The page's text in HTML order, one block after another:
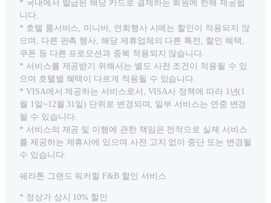
* 국내에서 발급된 해당 카드로 결제하는 회원에 한해 제공됩
니다.
* 호텔 룸서비스, 미니바, 연회행사 시에는 할인이 적용되지 않
으며, 다른 판촉 행사, 해당 제휴업체의 다른 특전, 할인 혜택,
쿠폰 등 다른 프로모션과 중복 적용되지 않습니다.
* 서비스를 제공받기 위해서는 별도 사전 조건이 적용될 수 있
으며 호텔별 혜택이 다르게 적용될 수 있습니다.
* VISA에서 제공하는 서비스로서, VISA사 정책에 따라 1년(1
월 1일~12월 31일) 단위로 변경되며, 일부 서비스는 연중 변경
될 수 있습니다.
* 서비스의 제공 및 이행에 관한 책임은 전적으로 실제 서비스
를 제공하는 제휴사에 있으며 사전 고지 없이 중단 또는 변경될
수 있습니다.
쉐라톤 그랜드 워커힐 F&B 할인 서비스
* 정상가 상시 10% 할인